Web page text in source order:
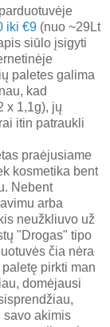
iki €9 (nuo ~29Lt
siūlo įsigyti
paletes galima
kad
x 1,1g), jų
itin patraukli
praėjusiame
kosmetika bent
Nebent
arba
neužkliuvo už
"Drogas" tipo
čia nėra
pirkti man
domėjausi
savo akimis